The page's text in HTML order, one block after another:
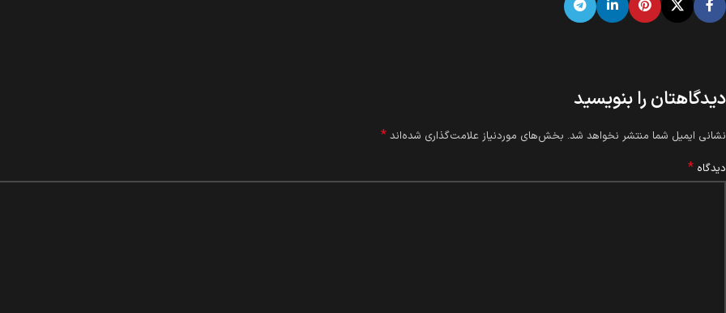
دیدگاهتان را بنویسید
نشانی ایمیل شما منتشر نخواهد شد. بخش‌های موردنیاز علامت‌گذاری شده‌اند *
دیدگاه *